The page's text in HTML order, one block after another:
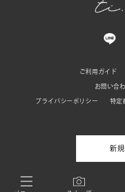
ご利用ガイド
お問い合
プライバシーポリシー 特定
新
© titivate